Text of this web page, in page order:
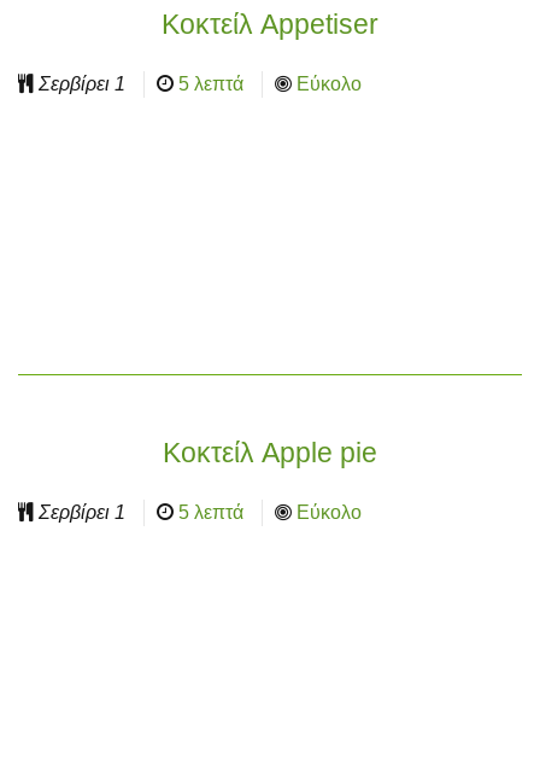
Κοκτείλ Appetiser
Σερβίρει 1 5 λεπτά Εύκολο
Κοκτείλ Apple pie
Σερβίρει 1 5 λεπτά Εύκολο